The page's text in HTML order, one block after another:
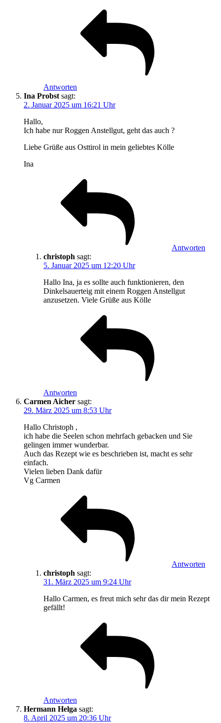
Antworten
Ina Probst sagt:
2. Januar 2025 um 16:21 Uhr
Hallo,
Ich habe nur Roggen Anstellgut, geht das auch ?
Liebe Grüße aus Osttirol in mein geliebtes Kölle
Ina
Antworten
christoph sagt:
5. Januar 2025 um 12:20 Uhr
Hallo Ina, ja es sollte auch funktionieren, den
Dinkelsauerteig mit einem Roggen Anstellgut
anzusetzen. Viele Grüße aus Kölle
Antworten
Carmen Aicher sagt:
29. März 2025 um 8:53 Uhr
Hallo Christoph ,
ich habe die Seelen schon mehrfach gebacken und Sie
gelingen immer wunderbar.
Auch das Rezept wie es beschrieben ist, macht es sehr
einfach.
Vielen lieben Dank dafür
Vg Carmen
Antworten
christoph sagt:
31. März 2025 um 9:24 Uhr
Hallo Carmen, es freut mich sehr das dir mein Rezept
gefällt!
Antworten
Hermann Helga sagt:
8. April 2025 um 20:36 Uhr